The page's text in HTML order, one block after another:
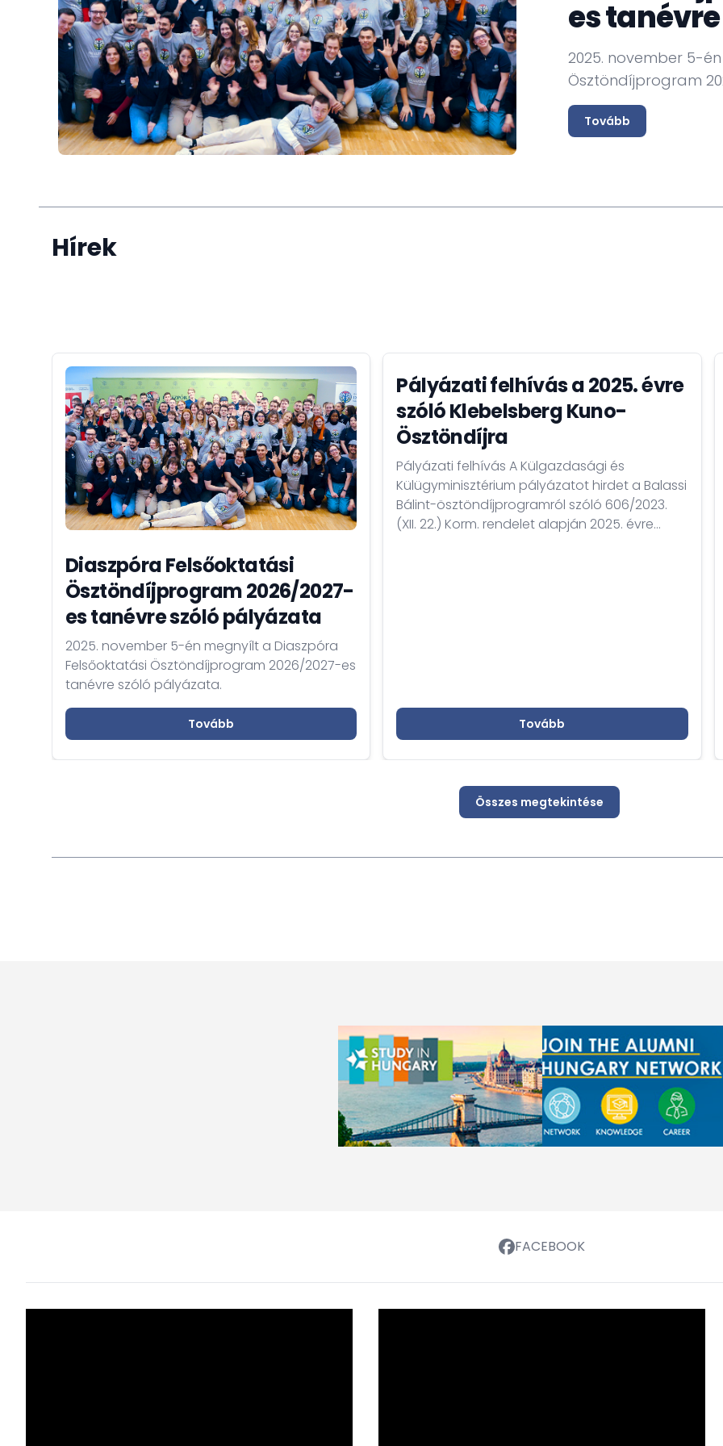
es
2025. november 5-
Ösztöndíjprogram
Tovább
Hírek
Diaszpóra Felsőoktatási
Ösztöndíjprogram 2026/2027-
es tanévre szóló pályázata
2025. november 5-én megnyílt a Diaszpóra
Felsőoktatási Ösztöndíjprogram 2026/2027-es
tanévre szóló pályázata.
Tovább
Pályázati felhívás a 2025. évre
szóló Klebelsberg Kuno-
Ösztöndíjra
Pályázati felhívás A Külgazdasági és
Külügyminisztérium pályázatot hirdet a Balassi
Bálint-ösztöndíjprogramról szóló 606/2023.
(XII. 22.) Korm. rendelet alapján 2025. évre
Tovább
Összes megtekintése
FACEBOOK